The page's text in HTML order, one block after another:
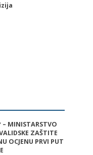
– MINISTARSTVO
ZAŠTITE
OCJENU PRVI PUT